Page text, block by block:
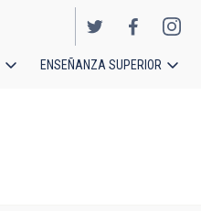
ENSEÑANZA SUPERIOR